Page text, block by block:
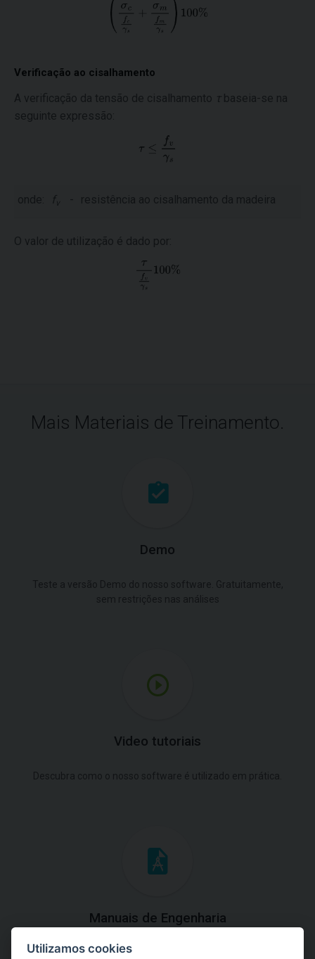
Verificação ao cisalhamento
A verificação da tensão de cisalhamento τ baseia-se na
seguinte expressão:
onde: fv - resistência ao cisalhamento da madeira
O valor de utilização é dado por:
Mais Materiais de Treinamento.
Demo
Teste a versão Demo do nosso software. Gratuitamente,
sem restrições nas análises
Video tutoriais
Descubra como o nosso software é utilizado em prática.
Manuais de Engenharia
Baixe os manuais com explicações práticas e teóricas do
Utilizamos cookies